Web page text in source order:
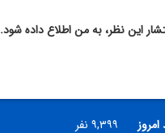
این نظر، به من اطلاع داده شود.
امروز ۹,۳۹۹ نفر